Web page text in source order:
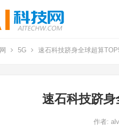
5G 速石科技跻身全球超算
速石科技跻
作者: